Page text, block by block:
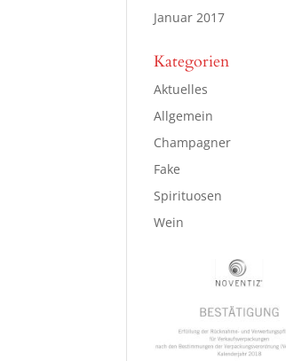
Januar 2017
Kategorien
Aktuelles
Allgemein
Champagner
Fake
Spirituosen
Wein